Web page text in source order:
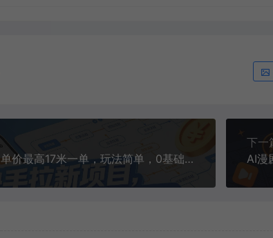
快手拉新项目，单价最高17米一单，玩法简单，0基础也能轻松上手(更新6月)
下一